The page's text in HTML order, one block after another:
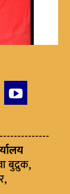
बुद्रुक,